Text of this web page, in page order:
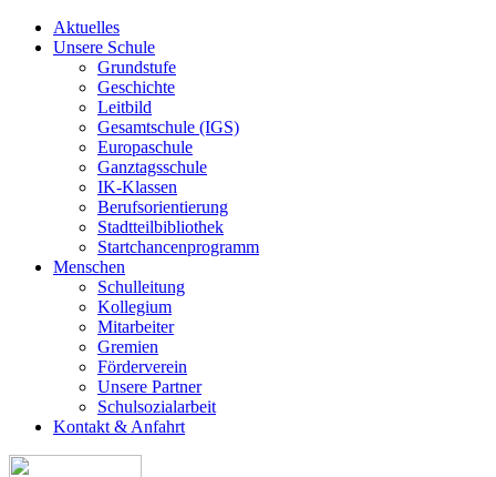
Aktuelles
Unsere Schule
Grundstufe
Geschichte
Leitbild
Gesamtschule (IGS)
Europaschule
Ganztagsschule
IK-Klassen
Berufsorientierung
Stadtteilbibliothek
Startchancenprogramm
Menschen
Schulleitung
Kollegium
Mitarbeiter
Gremien
Förderverein
Unsere Partner
Schulsozialarbeit
Kontakt & Anfahrt